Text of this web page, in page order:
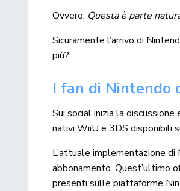
Ovvero: Questa è parte
Sicuramente l’arrivo di
più?
I fan di Nintendo
Sui social inizia la
nativi WiiU e 3DS disponibili
L’attuale implementazione di
abbonamento. Quest’ultimo
presenti sulle piattaforme